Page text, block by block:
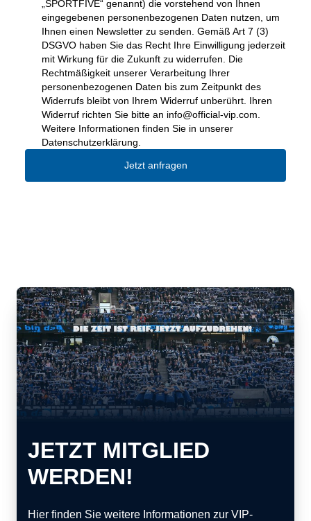
„SPORTFIVE“ genannt) die vorstehend von Ihnen
eingegebenen personenbezogenen Daten nutzen, um
Ihnen einen Newsletter zu senden. Gemäß Art 7 (3)
DSGVO haben Sie das Recht Ihre Einwilligung jederzeit
mit Wirkung für die Zukunft zu widerrufen. Die
Rechtmäßigkeit unserer Verarbeitung Ihrer
personenbezogenen Daten bis zum Zeitpunkt des
Widerrufs bleibt von Ihrem Widerruf unberührt. Ihren
Widerruf richten Sie bitte an info@official-vip.com
Weitere Informationen finden Sie in unserer
Datenschutzerklärung.
Jetzt anfragen
JETZT MITGLIED
WERDEN!
Hier finden Sie weitere Informationen zur VIP-